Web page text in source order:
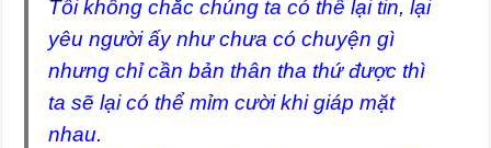
Tôi không chắc chúng ta có thể lại tin, lại
yêu người ấy như chưa có chuyện gì
nhưng chỉ cần bản thân tha thứ được thì
ta sẽ lại có thể mỉm cười khi giáp mặt
nhau.